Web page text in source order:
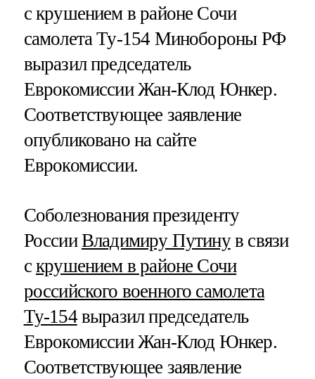
с крушением в районе Сочи
самолета Ту-154 Минобороны РФ
выразил председатель
Еврокомиссии Жан-Клод Юнкер.
Соответствующее заявление
опубликовано на сайте
Еврокомиссии.
Соболезнования президенту
РоссииВладимиру Путинув связи
скрушением в районе Сочи
российского военного самолета
Ту-154выразил председатель
Еврокомиссии Жан-Клод Юнкер.
Соответствующее заявление